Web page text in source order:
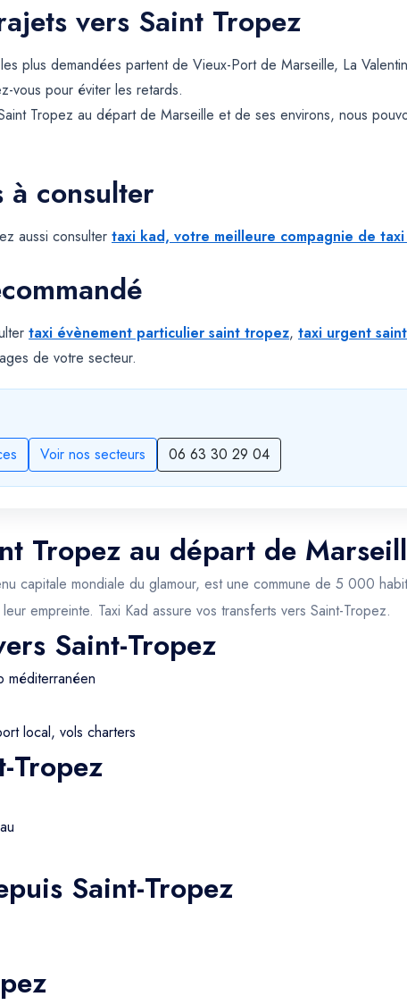
vers Saint Tropez
plus demandées partent de Vieux-Port de Marseille, La
vous pour éviter les retards.
Tropez au départ de Marseille et de ses environs, nous
à consulter
aussi consulter taxi kad, votre meilleure compagnie de taxi
taxi évènement particulier saint tropez, taxi urgent
de votre secteur.
Voir nos secteurs 06 63 30 29 04
Tropez au départ de
capitale mondiale du glamour, est une commune de 5 000
empreinte. Taxi Kad assure vos transferts vers Saint-Tropez.
Saint-Tropez
local, vols charters
Tropez
Saint-Tropez